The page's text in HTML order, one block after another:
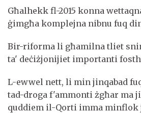
Għalhekk fl-2015 konna
ġimgħa komplejna nibnu fuq
Bir-riforma li għamilna tliet
ta' deċiżjonijiet importanti
L-ewwel nett, li min jinqabad
tad-droga f'ammonti żgħar ma
quddiem il-Qorti imma minflok